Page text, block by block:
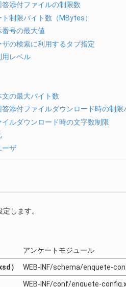
答添付ファイルの制限数
制限バイト数（MBytes）
号の最大値
ザの検索に利用するタブ指定
用レベル
の最大バイト数
答添付ファイルダウンロード時の制
イルダウンロード時の文字数制限
ーザ
します。
アンケートモジュール
） WEB-INF/schema/enquete-
WEB-INF/conf/enquete-